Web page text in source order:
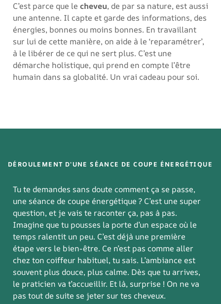
C’est parce que le cheveu, de par sa nature, est aussi
une antenne. Il capte et garde des informations, des
énergies, bonnes ou moins bonnes. En travaillant
sur lui de cette manière, on aide à le ‘reparamétrer’,
à le libérer de ce qui ne sert plus. C’est une
démarche holistique, qui prend en compte l’être
humain dans sa globalité. Un vrai cadeau pour soi.
DÉROULEMENT D'UNE SÉANCE DE COUPE ÉNERGÉTIQUE
Tu te demandes sans doute comment ça se passe,
une séance de coupe énergétique ? C’est une super
question, et je vais te raconter ça, pas à pas.
Imagine que tu pousses la porte d’un espace où le
temps ralentit un peu. C’est déjà une première
étape vers le bien-être. Ce n’est pas comme aller
chez ton coiffeur habituel, tu sais. L’ambiance est
souvent plus douce, plus calme. Dès que tu arrives,
le praticien va t’accueillir. Et là, surprise ! On ne va
pas tout de suite se jeter sur tes cheveux.